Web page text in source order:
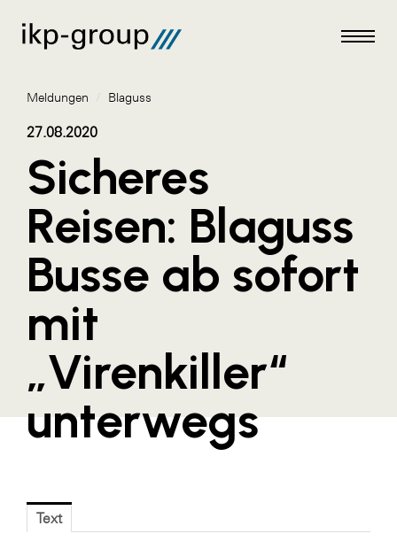
Meldungen
AKTUELLES
ACO
ALEX Krems
Amazon Web Services
Artweger
AustroCel Hallein
Blaguss
Bundesverband Sonnenschutztechnik
Colmobil Austria
Meldungen / Blaguss
27.08.2020
Sicheres
Reisen: Blaguss
Busse ab sofort
mit
„Virenkiller“
unterwegs
Text